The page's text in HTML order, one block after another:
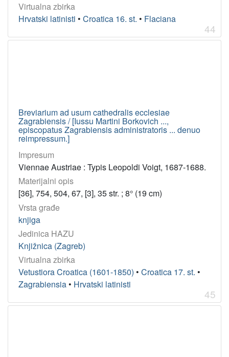
Virtualna zbirka
Hrvatski latinisti • Croatica 16. st. • Flaciana
44
Breviarium ad usum cathedralis ecclesiae
Zagrabiensis / [Iussu Martini Borkovich ...,
episcopatus Zagrabiensis administratoris ... denuo
reimpressum.]
Impresum
Viennae Austriae : Typis Leopoldi Voigt, 1687-1688.
Materijalni opis
[36], 754, 504, 67, [3], 35 str. ; 8° (19 cm)
Vrsta građe
knjiga
Jedinica HAZU
Knjižnica (Zagreb)
Virtualna zbirka
Vetustiora Croatica (1601-1850) • Croatica 17. st. •
Zagrabiensia • Hrvatski latinisti
45